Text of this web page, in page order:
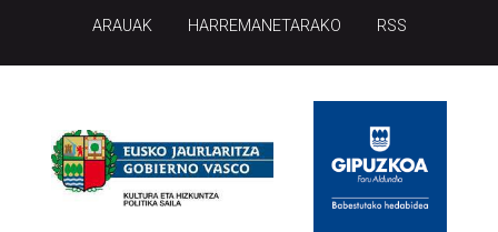
ARAUAK HARREMANETARAKO RSS